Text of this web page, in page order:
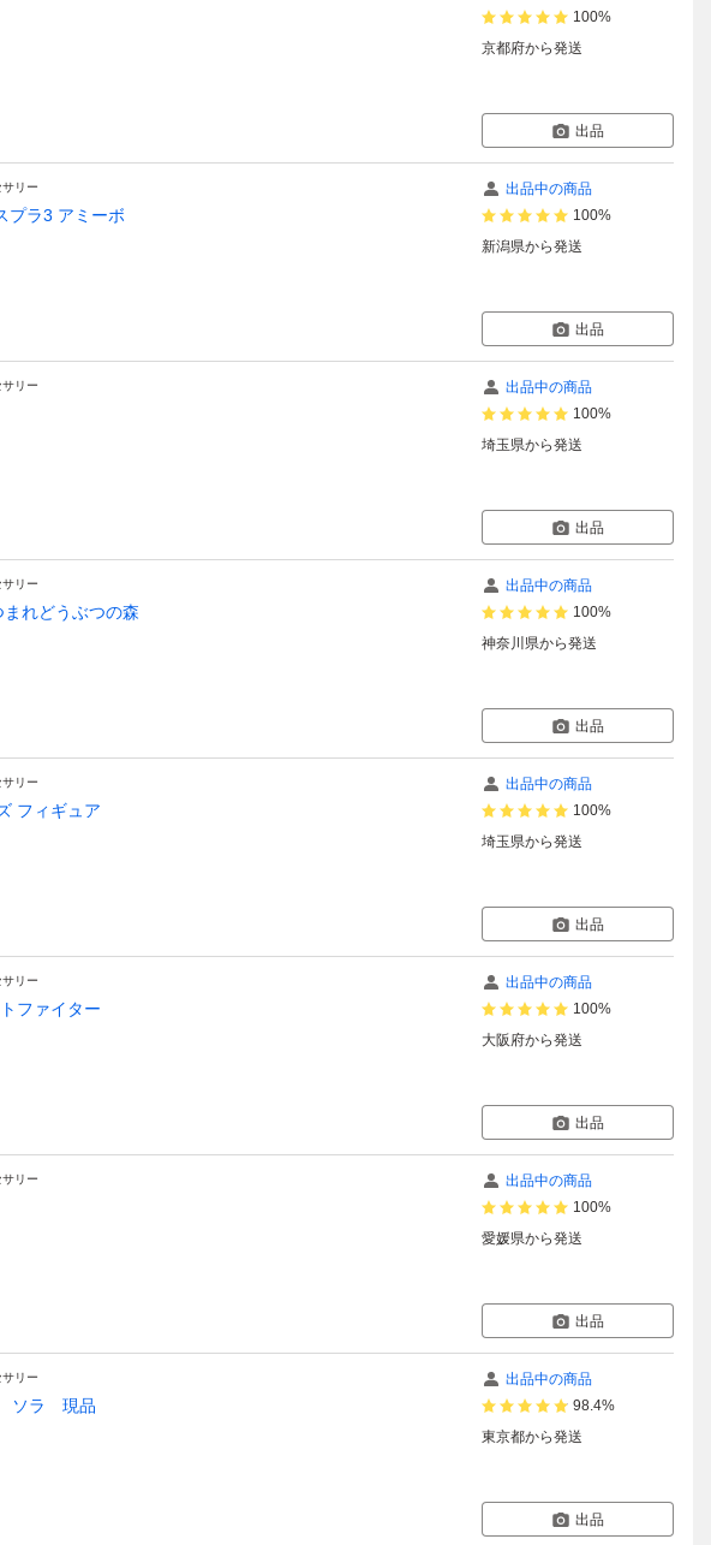
100%
京都府から発送
出品
リー
プラ3 アミーボ
出品中の商品
100%
新潟県から発送
出品
リー
出品中の商品
100%
埼玉県から発送
出品
リー
れどうぶつの森
出品中の商品
100%
神奈川県から発送
出品
リー
フィギュア
出品中の商品
100%
埼玉県から発送
出品
リー
ファイター
出品中の商品
100%
大阪府から発送
出品
リー
出品中の商品
100%
愛媛県から発送
出品
リー
ソラ 現品
出品中の商品
98.4%
東京都から発送
出品